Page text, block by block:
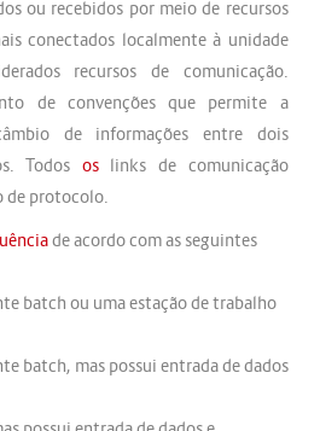
ou recebidos por meio de recursos
conectados localmente à unidade
recursos de comunicação.
de convenções que permite a
de informações entre dois
Todos oslinks de comunicação
de protocolo.
de acordo com as seguintes
batch ou uma estação de trabalho
batch, mas possui entrada de dados